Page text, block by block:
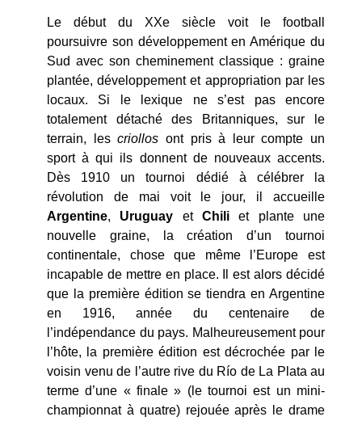
Le début du XXe siècle voit le football
poursuivre son développement en Amérique du
Sud avec son cheminement classique : graine
plantée, développement et appropriation par les
locaux. Si le lexique ne s’est pas encore
totalement détaché des Britanniques, sur le
terrain, lescriollos ont pris à leur compte un
sport à qui ils donnent de nouveaux accents.
Dès 1910 un tournoi dédié à célébrer la
révolution de mai voit le jour, il accueille
Argentine, Uruguay etChili et plante une
nouvelle graine, la création d’un tournoi
continentale, chose que même l’Europe est
incapable de mettre en place. Il est alors décidé
que la première édition se tiendra en Argentine
en 1916, année du centenaire de
l’indépendance du pays. Malheureusement pour
l’hôte, la première édition est décrochée par le
voisin venu de l’autre rive du Río de La Plata au
terme d’une « finale » (le tournoi est un mini-
championnat à quatre) rejouée après le drame